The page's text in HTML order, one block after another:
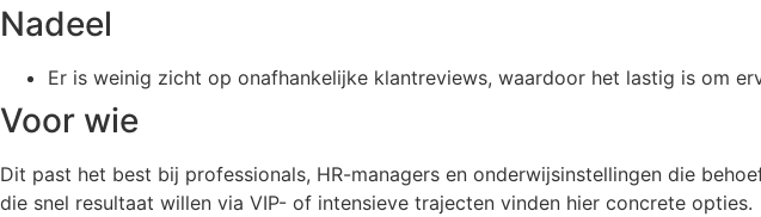
Nadeel
Er is weinig zicht op onafhankelijke klantreviews, waardoor het lastig is om
Voor wie
Dit past het best bij professionals, HR-managers en onderwijsinstellingen die
die snel resultaat willen via VIP- of intensieve trajecten vinden hier concrete opties.